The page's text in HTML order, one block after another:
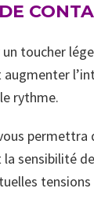
un toucher
rythme.
permettra
sensibilité